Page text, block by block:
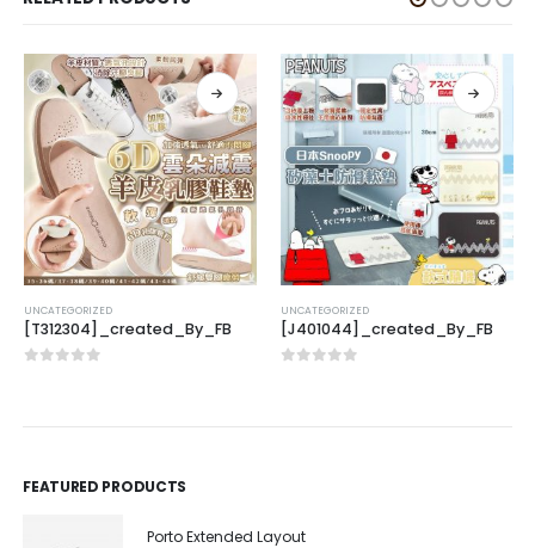
UNCATEGORIZED
[T312304]_created_By_FB
UNCATEGORIZED
[J401044]_created_By_FB
FEATURED PRODUCTS
Porto Extended Layout